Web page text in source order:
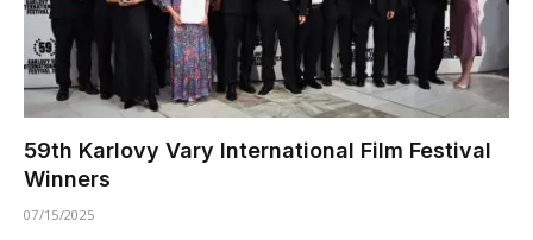
59th Karlovy Vary International Film Festival
Winners
07/15/2025